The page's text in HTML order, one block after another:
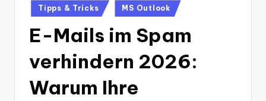
Posted
in
Tipps & Tricks MS Outlook
E-Mails im Spam
verhindern 2026:
Warum Ihre